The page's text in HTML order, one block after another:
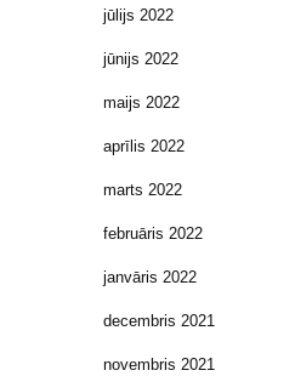
jūlijs 2022
jūnijs 2022
maijs 2022
aprīlis 2022
marts 2022
februāris 2022
janvāris 2022
decembris 2021
novembris 2021